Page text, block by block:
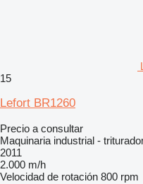
15
Lefort BR1260
Precio a consultar
Maquinaria industrial -
2011
2.000 m/h
Velocidad de rotación 800 rpm